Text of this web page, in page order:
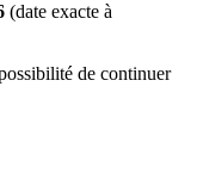
(date exacte à
de continuer